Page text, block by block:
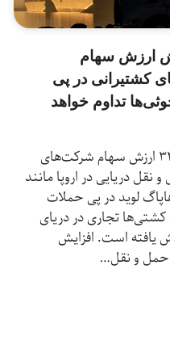
ارزش سهام
کشتیرانی در پی
تداوم خواهد
بازدیدها: 32 ارزش سهام شرکت‌های
دریایی در اروپا مانند
لوید در پی حملات
تجاری در دریای
یافته است. افزایش
حمل و نقل…